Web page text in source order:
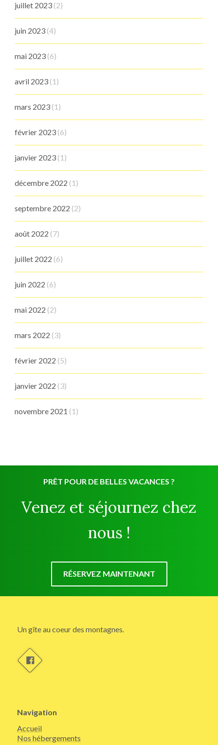
juillet 2023 (2)
juin 2023 (4)
mai 2023 (6)
avril 2023 (1)
mars 2023 (1)
février 2023 (6)
janvier 2023 (1)
décembre 2022 (1)
septembre 2022 (2)
août 2022 (7)
juillet 2022 (6)
juin 2022 (6)
mai 2022 (2)
mars 2022 (3)
février 2022 (5)
janvier 2022 (3)
novembre 2021 (1)
PRÊT POUR DE BELLES VACANCES ?
Venez et séjournez chez
nous !
RÉSERVEZ MAINTENANT
Un gîte au coeur des montagnes.
Navigation
Accueil
Nos hébergements